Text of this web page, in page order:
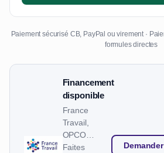
Paiement sécurisé CB, PayPal ou virement ·
formules directes
Financement
disponible
France
Travail,
OPCO…
Faites